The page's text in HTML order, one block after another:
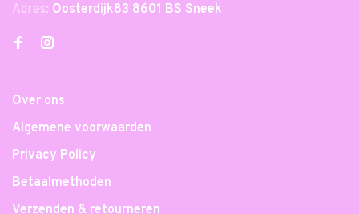
Adres: Oosterdijk83 8601 BS Sneek
Over ons
Algemene voorwaarden
Privacy Policy
Betaalmethoden
Verzenden & retourneren